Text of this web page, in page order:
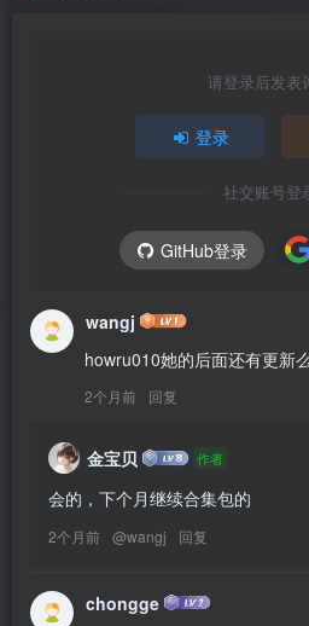
请登录后发表
登录
社交账号登
GitHub登录
wangj
howru010她的后面还有更新么
2个月前 回复
金宝贝 作者
会的，下个月继续合集包的
2个月前 @wangj 回复
chongge